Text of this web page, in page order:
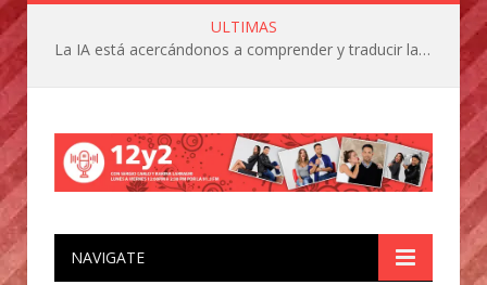
ULTIMAS
La IA está acercándonos a comprender y traducir las vocalizaciones y comportamientos de nuestras mascotas
NAVIGATE